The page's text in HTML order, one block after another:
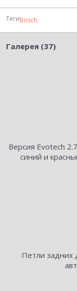
ТегиBosch.
Галерея (37)
Версия Evotech
синий и
Петли задних